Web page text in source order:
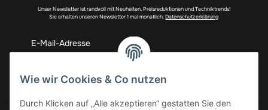
Unser Newsletter ist randvoll mit Neuheiten, Preisreduktionen und Techniktrends!
Sie erhalten unseren Newsletter 1 mal monatlich.Datenschutzerklärung
Abonnieren
Wie wir Cookies & Co nutzen
Durch Klicken auf „Alle akzeptieren“ gestatten Sie den